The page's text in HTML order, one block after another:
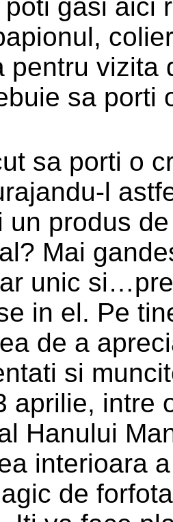
gasi aici
pentru vizita
sa porti
sa porti o
l
un produs
Mai
unic
in el. Pe
de a
si
aprilie, intre
Hanului
interioara
de